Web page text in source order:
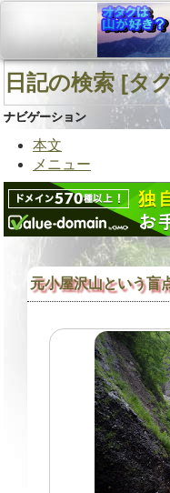
ナビゲーション
本文
メニュー
元小屋沢山という盲